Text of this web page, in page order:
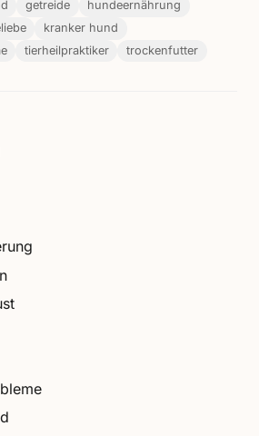
getreide
hundeernährung
kranker hund
tierheilpraktiker trockenfutter